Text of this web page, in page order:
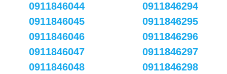
0911846044
0911846045
0911846046
0911846047
0911846048
0911846294
0911846295
0911846296
0911846297
0911846298